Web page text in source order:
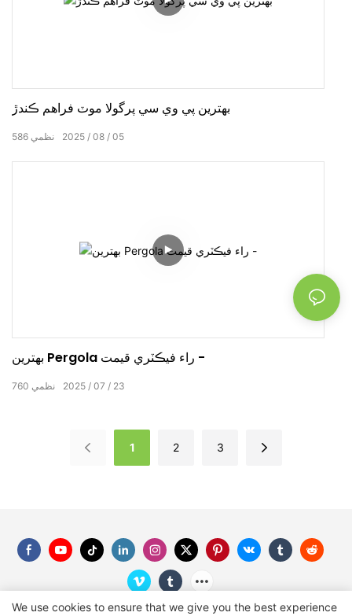
بهترين پي وي سي پرگولا موٽ فراهم ڪندڙ
2025 08 05
586 نظمي
بهترين Pergola راء فيڪٽري قيمت -
2025 07 23
760 نظمي
1 2 3
We use cookies to ensure that we give you the best experience